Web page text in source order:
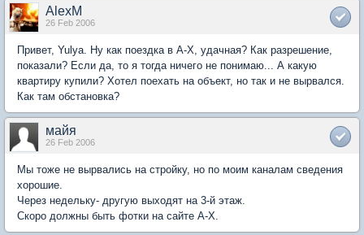
AlexM
26 Feb 2006
Привет, Yulya. Ну как поездка в А-Х, удачная? Как разрешение,
показали? Если да, то я тогда ничего не понимаю... А какую
квартиру купили? Хотел поехать на объект, но так и не вырвался.
Как там обстановка?
майя
26 Feb 2006
Мы тоже не вырвались на стройку, но по моим каналам сведения
хорошие.
Через недельку- другую выходят на 3-й этаж.
Скоро должны быть фотки на сайте А-Х.